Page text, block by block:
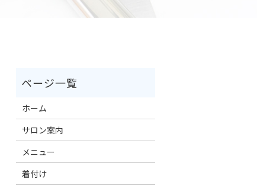
ホーム
サロン案内
メニュー
着付け